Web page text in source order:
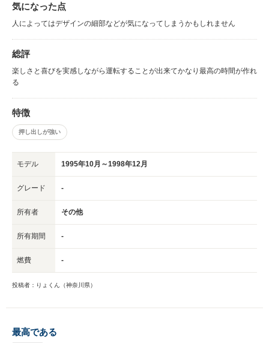
気になった点
人によってはデザインの細部などが気になってしまうかもしれません
総評
楽しさと喜びを実感しながら運転することが出来てかなり最高の時間が作れ
る
特徴
押し出しが強い
モデル 1995年10月～1998年12月
グレード -
所有者 その他
所有期間 -
燃費 -
投稿者：りょくん（神奈川県）
最高である